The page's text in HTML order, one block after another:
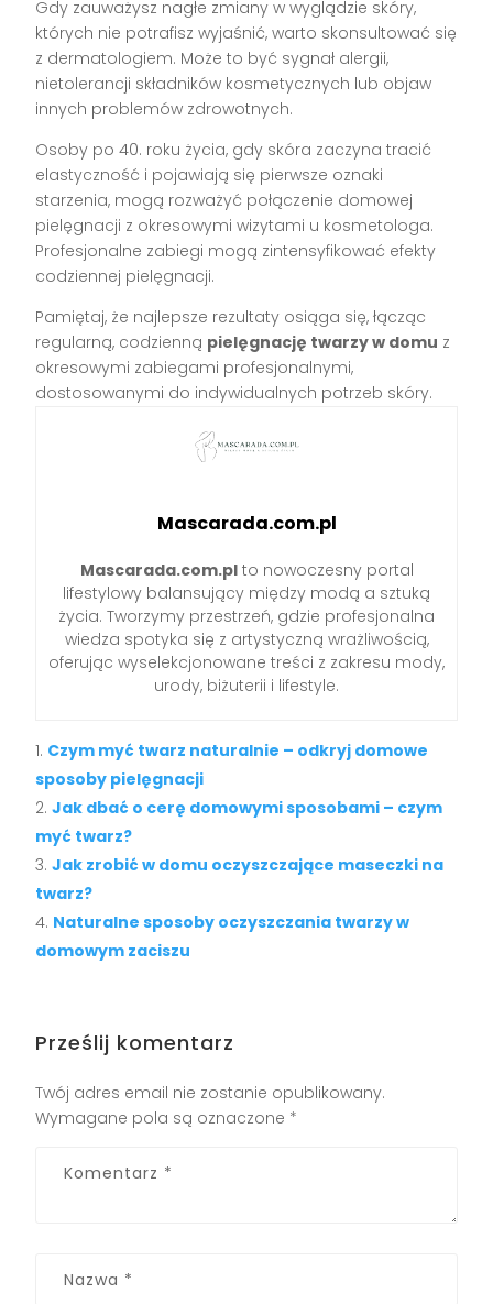
Gdy zauważysz nagłe zmiany w wyglądzie skóry,
których nie potrafisz wyjaśnić, warto skonsultować się
z dermatologiem. Może to być sygnał alergii,
nietolerancji składników kosmetycznych lub objaw
innych problemów zdrowotnych.
Osoby po 40. roku życia, gdy skóra zaczyna tracić
elastyczność i pojawiają się pierwsze oznaki
starzenia, mogą rozważyć połączenie domowej
pielęgnacji z okresowymi wizytami u kosmetologa.
Profesjonalne zabiegi mogą zintensyfikować efekty
codziennej pielęgnacji.
Pamiętaj, że najlepsze rezultaty osiąga się, łącząc
regularną, codzienną pielęgnację twarzy w domu z
okresowymi zabiegami profesjonalnymi,
dostosowanymi do indywidualnych potrzeb skóry.
Mascarada.com.pl
Mascarada.com.plto nowoczesny portal
lifestylowy balansujący między modą a sztuką
życia. Tworzymy przestrzeń, gdzie profesjonalna
wiedza spotyka się z artystyczną wrażliwością,
oferując wyselekcjonowane treści z zakresu mody,
urody, biżuterii i lifestyle.
Czym myć twarz naturalnie – odkryj domowe
sposoby pielęgnacji
Jak dbać o cerę domowymi sposobami – czym
myć twarz?
Jak zrobić w domu oczyszczające maseczki na
twarz?
Naturalne sposoby oczyszczania twarzy w
domowym zaciszu
Prześlij komentarz
Twój adres email nie zostanie opublikowany.
Wymagane pola są oznaczone *